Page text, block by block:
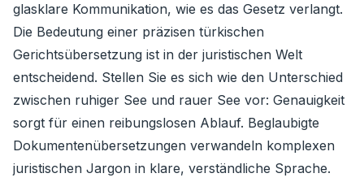
glasklare Kommunikation, wie es das Gesetz verlangt.
Die Bedeutung einer präzisen türkischen
Gerichtsübersetzung ist in der juristischen Welt
entscheidend. Stellen Sie es sich wie den Unterschied
zwischen ruhiger See und rauer See vor: Genauigkeit
sorgt für einen reibungslosen Ablauf. Beglaubigte
Dokumentenübersetzungen verwandeln komplexen
juristischen Jargon in klare, verständliche Sprache.